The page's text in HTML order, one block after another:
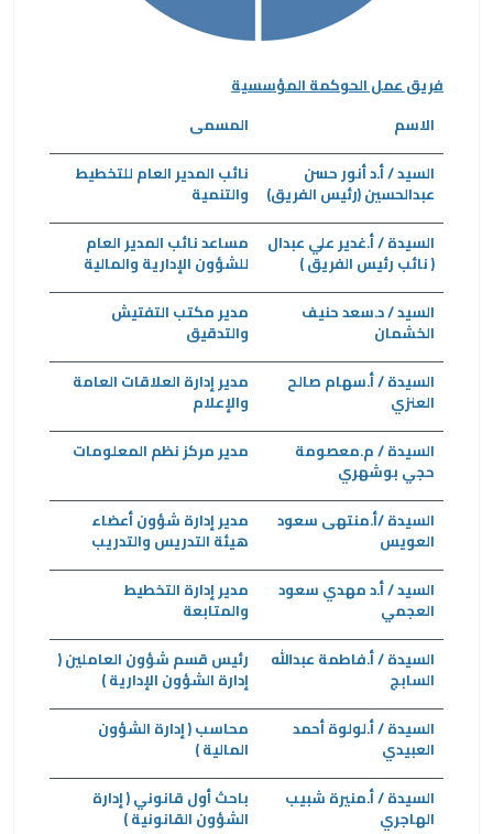
فريق عمل الحوكمة المؤسسية
الاسم
المسمى
السيد / أ.د أنور حسن
عبدالحسين (رئيس الفريق)
نائب المدير العام للتخطيط
والتنمية
السيدة / أ.غدير علي عبدال
( نائب رئيس الفريق )
مساعد نائب المدير العام
للشؤون الإدارية والمالية
السيد / د.سعد حنيف
الخشمان
مدير مكتب التفتيش
والتدقيق
السيدة / أ.سهام صالح
العنزي
مدير إدارة العلاقات العامة
والإعلام
السيدة / م.معصومة
حجي بوشهري
مدير مركز نظم المعلومات
السيدة /أ.منتهى سعود
العويس
مدير إدارة شؤون أعضاء
هيئة التدريس والتدريب
السيد / أ.د مهدي سعود
العجمي
مدير إدارة التخطيط
والمتابعة
السيدة / أ.فاطمة عبدالله
السابج
رئيس قسم شؤون العاملين (
إدارة الشؤون الإدارية )
السيدة / أ.لولوة أحمد
العبيدي
محاسب ( إدارة الشؤون
المالية )
السيدة / أ.منيرة شبيب
الهاجري
باحث أول قانوني ( إدارة
الشؤون القانونية )